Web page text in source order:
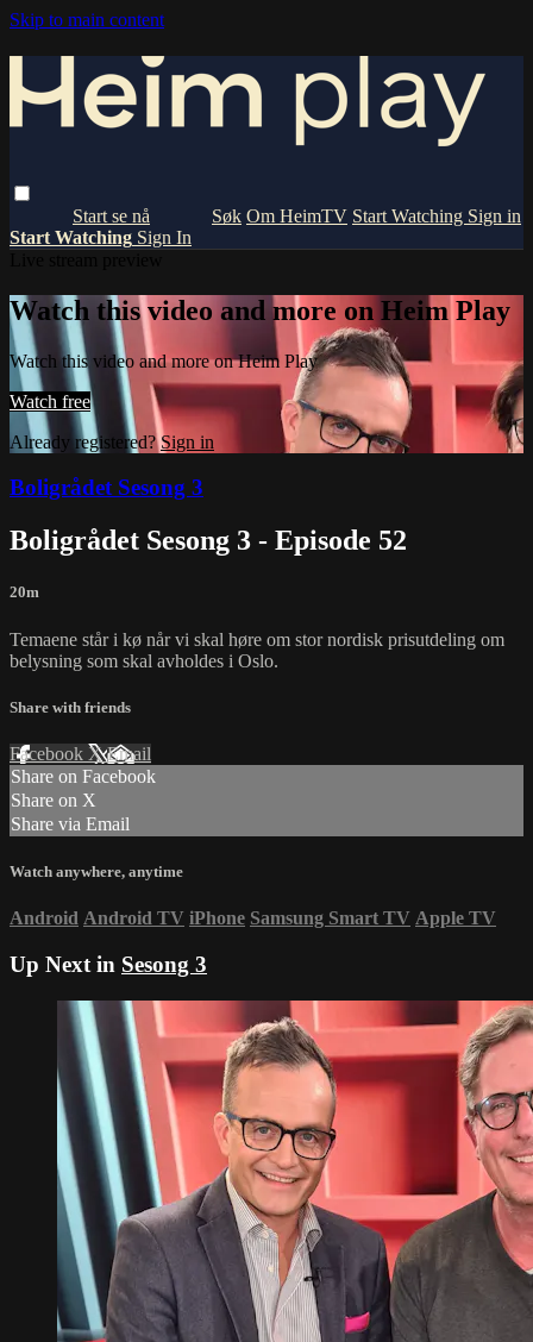
Skip to main content
Om HeimTV Start Watching Sign in
Start Watching Sign In
Watch this video and more on Heim Play
Watch this video and more on Heim Play
Watch free
Already registered?Sign in
Boligrådet Sesong 3
Boligrådet Sesong 3 - Episode 52
20m
Temaene står i kø når vi skal høre om stor nordisk prisutdeling om
belysning som skal avholdes i Oslo.
Share with friends
Facebook XEmail
Share on Facebook
Share on X
Share via Email
Watch anywhere, anytime
Android Android TV iPhone Samsung Smart TV Apple TV
Up Next in Sesong 3